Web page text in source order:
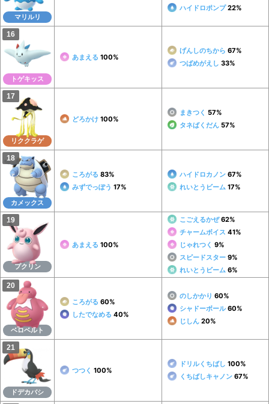
マリルリ
ハイドロポンプ 22%
トゲキッス
あまえる 100%
げんしのちから 67%
つばめがえし 33%
リククラゲ
どろかけ 100%
まきつく 57%
タネばくだん 57%
カメックス
ころがる 83%
みずでっぽう 17%
ハイドロカノン 67%
れいとうビーム 17%
プクリン
あまえる 100%
こごえるかぜ 62%
チャームボイス 41%
じゃれつく 9%
スピードスター 9%
れいとうビーム 6%
ベロベルト
ころがる 60%
したでなめる 40%
のしかかり 60%
シャドーボール 60%
じしん 20%
ドデカバシ
つつく 100%
ドリルくちばし 100%
くちばしキャノン 67%